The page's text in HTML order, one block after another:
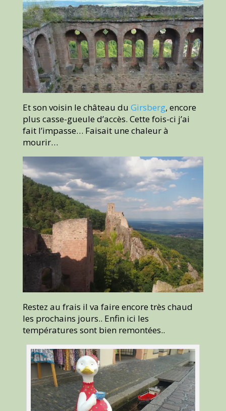
Et son voisin le château du Girsberg, encore
plus casse-gueule d’accès. Cette fois-ci j’ai
fait l’impasse… Faisait une chaleur à
mourir…
Restez au frais il va faire encore très chaud
les prochains jours.. Enfin ici les
températures sont bien remontées..